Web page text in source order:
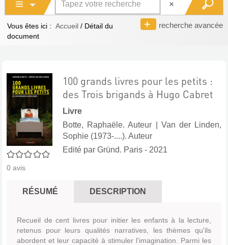
recherche avancée
Vous êtes ici : Accueil / Détail du
document
0/5
0 avis
100 grands livres pour les petits :
des Trois brigands à Hugo Cabret
Livre
Botte, Raphaële. Auteur
Van der Linden,
Sophie (1973-....). Auteur
Edité par Gründ. Paris - 2021
RÉSUMÉ DESCRIPTION
Recueil de cent livres pour initier les enfants à la lecture,
retenus pour leurs qualités narratives, les thèmes qu'ils
abordent et leur capacité à stimuler l'imagination. Parmi les